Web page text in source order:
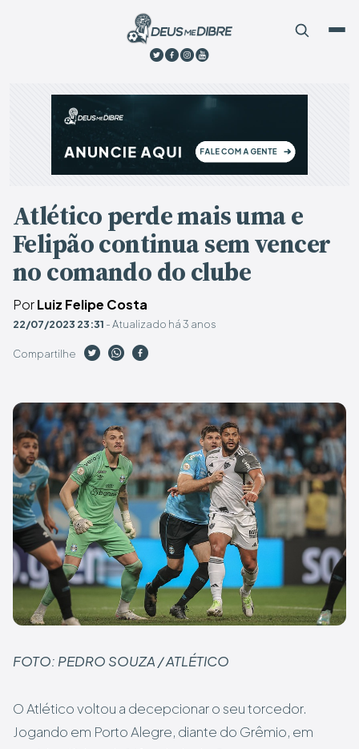
Atlético perde mais uma e
Felipão continua sem vencer
no comando do clube
PorLuiz Felipe Costa
22/07/2023 23:31 - Atualizado há 3 anos
Compartilhe
FOTO: PEDRO SOUZA / ATLÉTICO
O Atlético voltou a decepcionar o seu torcedor.
Jogando em Porto Alegre, diante do Grêmio, em